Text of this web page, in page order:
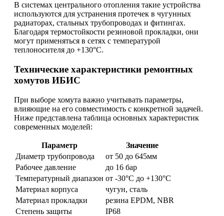
В системах центрального отопления такие устройства
используются для устранения протечек в чугунных
радиаторах, стальных трубопроводах и фитингах.
Благодаря термостойкости резиновой прокладки, они
могут применяться в сетях с температурой
теплоносителя до +130°C.
Технические характеристики ремонтных
хомутов ИБИС
При выборе хомута важно учитывать параметры,
влияющие на его совместимость с конкретной задачей.
Ниже представлена таблица основных характеристик
современных моделей:
Параметр
Значение
Диаметр трубопровода
от 50 до 645мм
Рабочее давление
до 16 бар
Температурный диапазон от -30°C до +130°C
Материал корпуса
чугун, сталь
Материал прокладки
резина EPDM, NBR
Степень защиты
IP68